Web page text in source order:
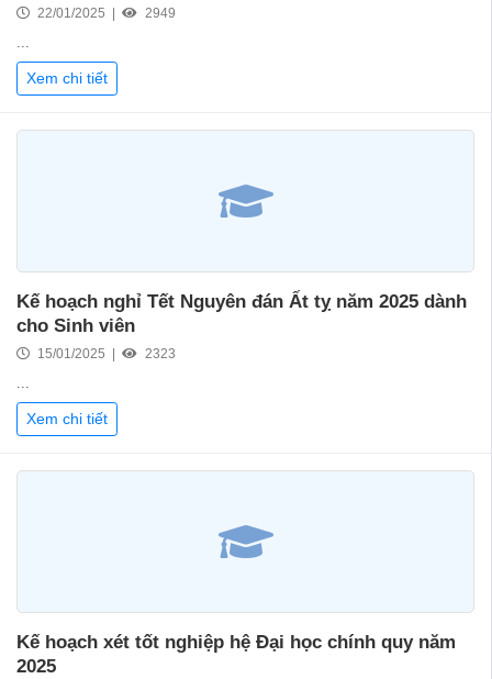
22/01/2025 | 2949
...
Xem chi tiết
Kế hoạch nghỉ Tết Nguyên đán Ất tỵ năm 2025 dành
cho Sinh viên
15/01/2025 | 2323
...
Xem chi tiết
Kế hoạch xét tốt nghiệp hệ Đại học chính quy năm
2025